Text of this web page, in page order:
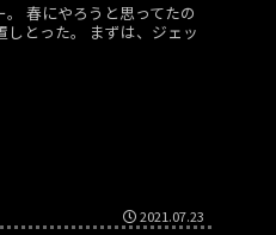
春にやろうと思ってたの
しとった。 まずは、ジェッ
2021.07.23